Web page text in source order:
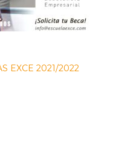
EXCE 2021/2022